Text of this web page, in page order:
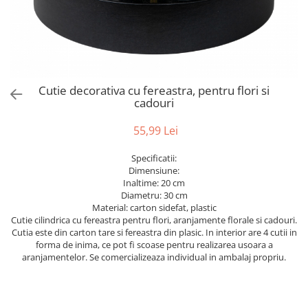
Vaze din sticla
Scaune
Bujor
Trandafir
Mix de flori
Eucalipt
Kit-uri Baloane
Rafii, clipsuri,pompe
Accesorii petrecere
Ochelari party
Rozete
Paturica Decor
Cake topper
Cutie decorativa cu fereastra, pentru flori si
cadouri
55,99 Lei
Specificatii:
Dimensiune:
Inaltime: 20 cm
Diametru: 30 cm
Material: carton sidefat, plastic
Cutie cilindrica cu fereastra pentru flori, aranjamente florale si cadouri.
Cutia este din carton tare si fereastra din plasic. In interior are 4 cutii in
forma de inima, ce pot fi scoase pentru realizarea usoara a
aranjamentelor. Se comercializeaza individual in ambalaj propriu.